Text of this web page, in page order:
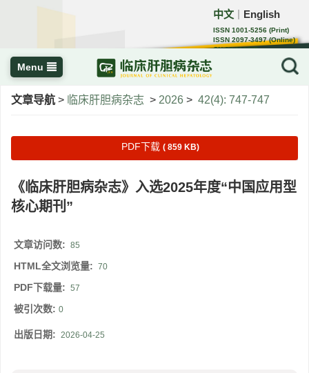
中文 English
ISSN 1001-5256 (Print)
ISSN 2097-3497 (Online)
CN 22-1108/R
Menu
文章导航 > 临床肝胆病杂志 > 2026 > 42(4): 747-747
PDF下载 ( 859 KB)
《临床肝胆病杂志》入选2025年度“中国应用型
核心期刊”
文章访问数: 85
HTML全文浏览量: 70
PDF下载量: 57
被引次数: 0
出版日期: 2026-04-25